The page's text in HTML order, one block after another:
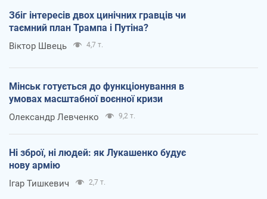
Збіг інтересів двох цинічних гравців чи
таємний план Трампа і Путіна?
Віктор Швець 4,7 т.
Мінськ готується до функціонування в
умовах масштабної воєнної кризи
Олександр Левченко 9,2 т.
Ні зброї, ні людей: як Лукашенко будує
нову армію
Ігар Тишкевич 2,7 т.